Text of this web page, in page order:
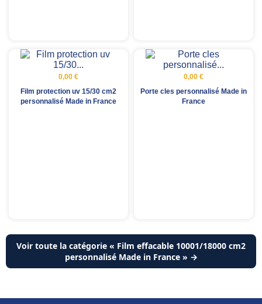
0,00 €
Film protection uv 15/30 cm2
personnalisé Made in France
0,00 €
Porte cles personnalisé Made in
France
Voir toute la catégorie « Film effacable 10001/18000 cm2
personnalisé Made in France » →